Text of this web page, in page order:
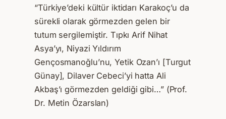
“Türkiye’deki kültür iktidarı Karakoç’u da
sürekli olarak görmezden gelen bir
tutum sergilemiştir. Tıpkı Arif Nihat
Asya’yı, Niyazi Yıldırım
Gençosmanoğlu’nu, Yetik Ozan’ı [Turgut
Günay], Dilaver Cebeci’yi hatta Ali
Akbaş’ı görmezden geldiği gibi…” (Prof.
Dr. Metin Özarslan)